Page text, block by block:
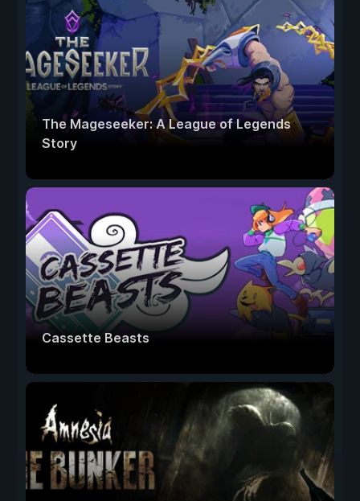
The Mageseeker: A League of Legends
Story
Cassette Beasts